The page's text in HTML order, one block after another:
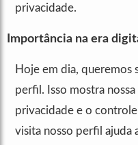
privacidade.
Importância na era
Hoje em dia, queremos
perfil. Isso mostra
privacidade e o
visita nosso perfil ajuda